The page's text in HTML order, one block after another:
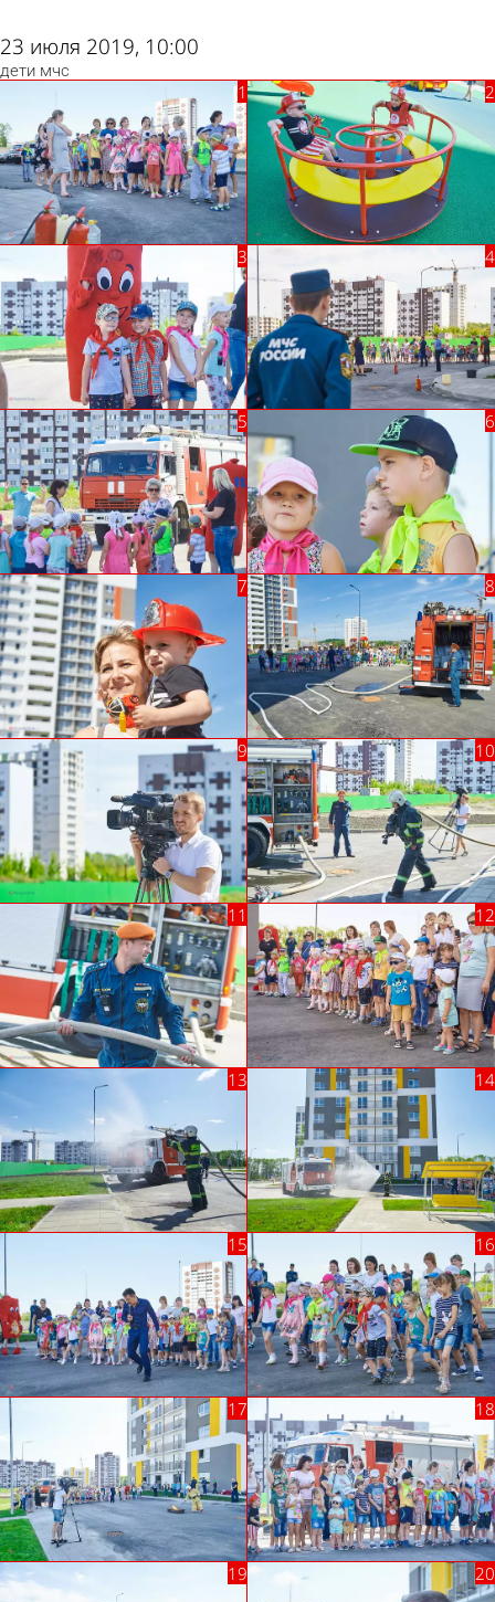
23 июля 2019, 10:00
дети мчс